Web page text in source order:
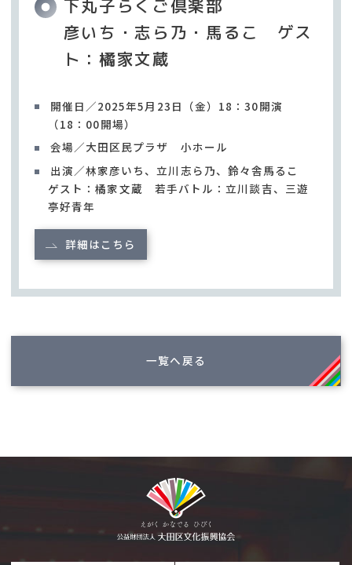
下丸子らくご倶楽部
彦いち・志ら乃・馬るこ ゲス
ト：橘家文蔵
開催日／2025年5月23日（金）18：30開演
（18：00開場）
会場／大田区民プラザ 小ホール
出演／林家彦いち、立川志ら乃、鈴々舎馬るこ
ゲスト：橘家文蔵 若手バトル：立川談吉、三遊
亭好青年
詳細はこちら
一覧へ戻る